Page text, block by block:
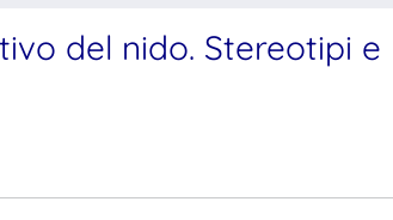
del nido. Stereotipi e